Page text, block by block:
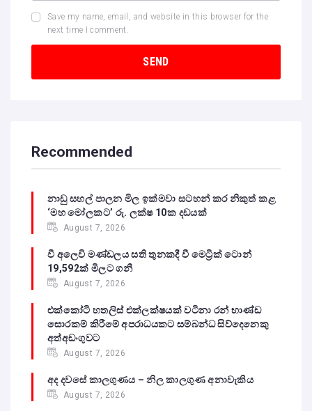
Save my name, email, and website in this browser for the
next time I comment.
Recommended
නාඩු සහල් පාලන මිල ඉක්මවා සටහන් කර නිකුත් කළ
‘මහ මෝලකට’ රු. ලක්ෂ 10ක දඩයක්
August 7, 2026
වී අලෙවි මණ්ඩලය සති තුනකදී වී මෙට්‍රික් ටොන්
19,592ක් මිලට ගනී
August 7, 2026
එක්කෝටි හතලිස් එක්ලක්ෂයක් වටිනා රන් භාණ්ඩ
සොරකම් කිරීමේ අපරාධයකට සම්බන්ධ සිව්දෙනෙකු
අත්අඩංගුවට
August 7, 2026
අද දවසේ කාලගුණය – නිල කාලගුණ අනාවැකිය
August 7, 2026